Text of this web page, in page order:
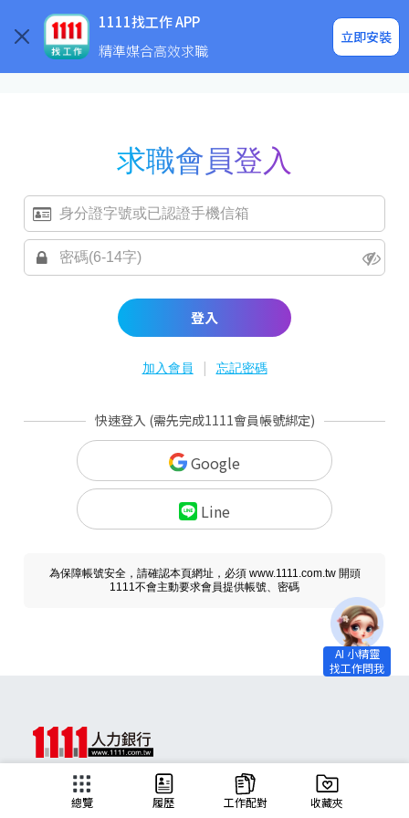
1111找工作 APP
精準媒合高效求職
立即安裝
企業求才
求職會員登入
登入
加入會員 | 忘記密碼
快速登入 (需先完成1111會員帳號綁定)
Google
Line
為保障帳號安全，請確認本頁網址，必須 www.1111.com.tw 開頭
1111不會主動要求會員提供帳號、密碼
總覽 履歷 工作配對 收藏夾